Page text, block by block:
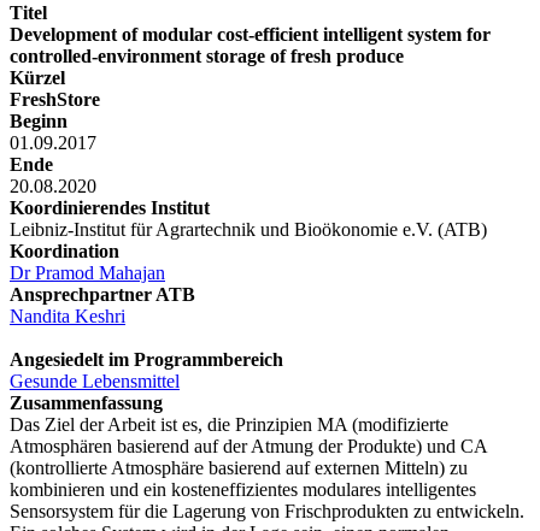
Titel
Development of modular cost-efficient intelligent system for
controlled-environment storage of fresh produce
Kürzel
FreshStore
Beginn
01.09.2017
Ende
20.08.2020
Koordinierendes Institut
Leibniz-Institut für Agrartechnik und Bioökonomie e.V. (ATB)
Koordination
Dr Pramod Mahajan
Ansprechpartner ATB
Nandita Keshri
Angesiedelt im Programmbereich
Gesunde Lebensmittel
Zusammenfassung
Das Ziel der Arbeit ist es, die Prinzipien MA (modifizierte
Atmosphären basierend auf der Atmung der Produkte) und CA
(kontrollierte Atmosphäre basierend auf externen Mitteln) zu
kombinieren und ein kosteneffizientes modulares intelligentes
Sensorsystem für die Lagerung von Frischprodukten zu entwickeln.